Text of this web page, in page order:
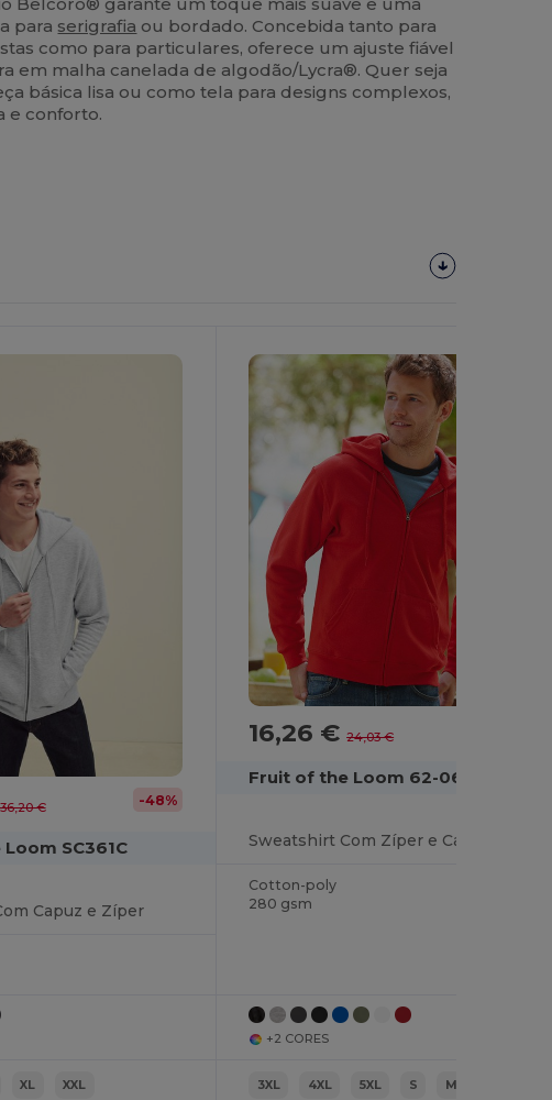
para serigrafia ou bordado. Concebida tanto para
como para particulares, oferece um ajuste fiável
em malha canelada de algodão/Lycra®. Quer seja
básica lisa ou como tela para designs complexos,
e conforto.
36,20 € -48%
SC361C
Capuz e Zíper
XL XXL
16,26 €24,03 €
Fruit of the Loom 62-062-0
Sweatshirt Com Zíper e Capuz
Cotton-poly
280 gsm
+2 CORES
3XL 4XL 5XL S M